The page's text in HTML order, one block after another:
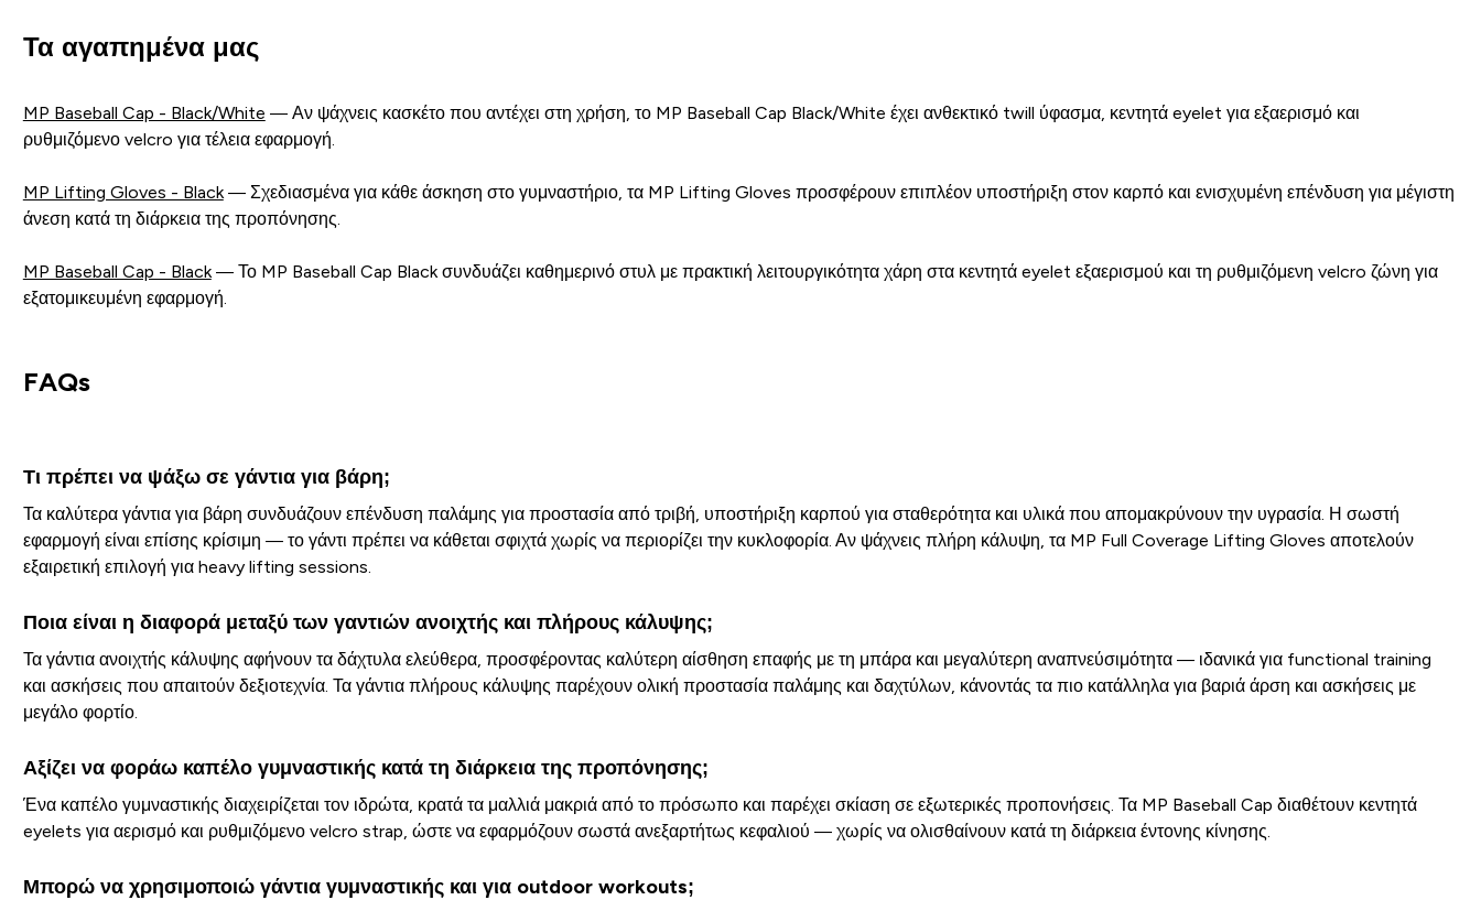
Τα αγαπημένα μας
MP Baseball Cap - Black/White — Αν ψάχνεις κασκέτο που αντέχει στη χρήση, το MP Baseball Cap Black/White έχει ανθεκτικό twill ύφασμα, κεντητά eyelet για εξαερισμό και
ρυθμιζόμενο velcro για τέλεια εφαρμογή.
MP Lifting Gloves - Black— Σχεδιασμένα για κάθε άσκηση στο γυμναστήριο, τα MP Lifting Gloves προσφέρουν επιπλέον υποστήριξη στον καρπό και ενισχυμένη επένδυση για μέγιστη
άνεση κατά τη διάρκεια της προπόνησης.
MP Baseball Cap - Black— Το MP Baseball Cap Black συνδυάζει καθημερινό στυλ με πρακτική λειτουργικότητα χάρη στα κεντητά eyelet εξαερισμού και τη ρυθμιζόμενη velcro ζώνη για
εξατομικευμένη εφαρμογή.
FAQs
Τι πρέπει να ψάξω σε γάντια για βάρη;
Τα καλύτερα γάντια για βάρη συνδυάζουν επένδυση παλάμης για προστασία από τριβή, υποστήριξη καρπού για σταθερότητα και υλικά που απομακρύνουν την υγρασία. Η σωστή
εφαρμογή είναι επίσης κρίσιμη — το γάντι πρέπει να κάθεται σφιχτά χωρίς να περιορίζει την κυκλοφορία. Αν ψάχνεις πλήρη κάλυψη, τα MP Full Coverage Lifting Gloves αποτελούν
εξαιρετική επιλογή για heavy lifting sessions.
Ποια είναι η διαφορά μεταξύ των γαντιών ανοιχτής και πλήρους κάλυψης;
Τα γάντια ανοιχτής κάλυψης αφήνουν τα δάχτυλα ελεύθερα, προσφέροντας καλύτερη αίσθηση επαφής με τη μπάρα και μεγαλύτερη αναπνεύσιμότητα — ιδανικά για functional training
και ασκήσεις που απαιτούν δεξιοτεχνία. Τα γάντια πλήρους κάλυψης παρέχουν ολική προστασία παλάμης και δαχτύλων, κάνοντάς τα πιο κατάλληλα για βαριά άρση και ασκήσεις με
μεγάλο φορτίο.
Αξίζει να φοράω καπέλο γυμναστικής κατά τη διάρκεια της προπόνησης;
Ένα καπέλο γυμναστικής διαχειρίζεται τον ιδρώτα, κρατά τα μαλλιά μακριά από το πρόσωπο και παρέχει σκίαση σε εξωτερικές προπονήσεις. Τα MP Baseball Cap διαθέτουν κεντητά
eyelets για αερισμό και ρυθμιζόμενο velcro strap, ώστε να εφαρμόζουν σωστά ανεξαρτήτως κεφαλιού — χωρίς να ολισθαίνουν κατά τη διάρκεια έντονης κίνησης.
Μπορώ να χρησιμοποιώ γάντια γυμναστικής και για outdoor workouts;